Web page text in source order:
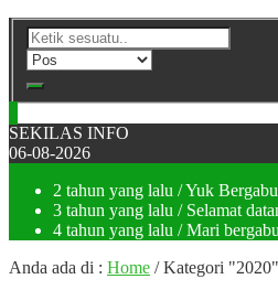
SEKILAS INFO
06-08-2026
2 tahun yang lalu / Yuk
3 tahun yang lalu / Selamat
4 tahun yang lalu / Mari
Anda ada di : Home /Kategori "2020"